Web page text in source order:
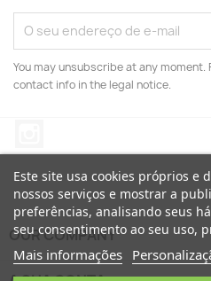
You may unsubscribe at any
contact info in the legal notice.
OUR COMPANY
Este site usa cookies próprios e
nossos serviços e mostrar a
preferências, analisando seus
seu consentimento ao seu uso,
Mais informações